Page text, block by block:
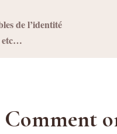
de l’identité
etc…
Comment